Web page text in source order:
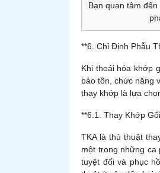
Bạn quan tâm
**6. Chỉ Định Phẫu
Khi thoái hóa khớp
bảo tồn, chức năng
thay khớp là lựa
**6.1. Thay Khớp
TKA là thủ thuật
một trong những ca
tuyệt đối và phục